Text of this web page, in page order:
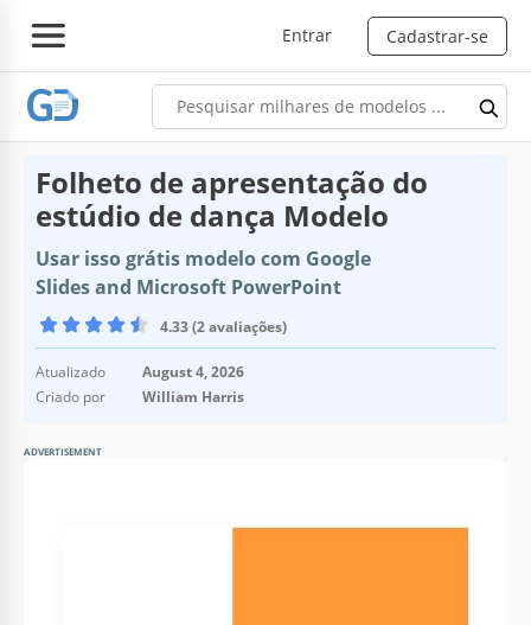
Entrar Cadastrar-se
Folheto de apresentação do
estúdio de dança Modelo
Usar isso grátis modelo com Google
Slides and Microsoft PowerPoint
4.33 (2 avaliações)
Atualizado
August 4, 2026
Criado por
William Harris
ADVERTISEMENT